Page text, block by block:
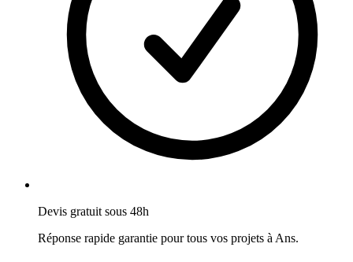
Devis gratuit sous 48h
Réponse rapide garantie pour tous vos projets à Ans.